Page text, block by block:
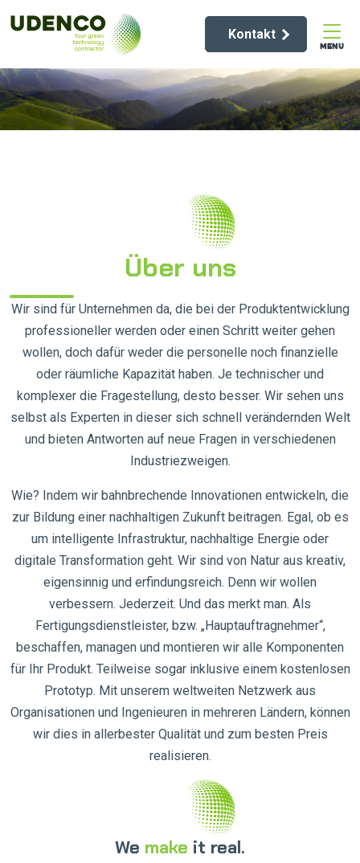
Kontakt
MENU
Über uns
Wir sind für Unternehmen da, die bei der Produktentwicklung
professioneller werden oder einen Schritt weiter gehen
wollen, doch dafür weder die personelle noch finanzielle
oder räumliche Kapazität haben. Je technischer und
komplexer die Fragestellung, desto besser. Wir sehen uns
selbst als Experten in dieser sich schnell verändernden Welt
und bieten Antworten auf neue Fragen in verschiedenen
Industriezweigen.
Wie? Indem wir bahnbrechende Innovationen entwickeln, die
zur Bildung einer nachhaltigen Zukunft beitragen. Egal, ob es
um intelligente Infrastruktur, nachhaltige Energie oder
digitale Transformation geht. Wir sind von Natur aus kreativ,
eigensinnig und erfindungsreich. Denn wir wollen
verbessern. Jederzeit. Und das merkt man. Als
Fertigungsdienstleister, bzw. „Hauptauftragnehmer“,
beschaffen, managen und montieren wir alle Komponenten
für Ihr Produkt. Teilweise sogar inklusive einem kostenlosen
Prototyp. Mit unserem weltweiten Netzwerk aus
Organisationen und Ingenieuren in mehreren Ländern, können
wir dies in allerbester Qualität und zum besten Preis
realisieren.
We make it real.